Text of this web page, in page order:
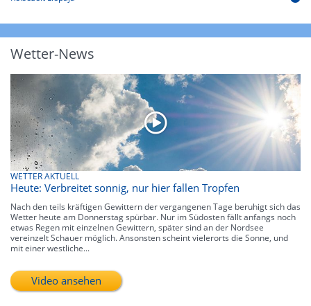
Wetter-News
WETTER AKTUELL
Heute: Verbreitet sonnig, nur hier fallen Tropfen
Nach den teils kräftigen Gewittern der vergangenen Tage beruhigt sich das
Wetter heute am Donnerstag spürbar. Nur im Südosten fällt anfangs noch
etwas Regen mit einzelnen Gewittern, später sind an der Nordsee
vereinzelt Schauer möglich. Ansonsten scheint vielerorts die Sonne, und
mit einer westliche...
Video ansehen